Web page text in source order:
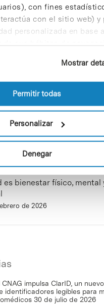
con fines
con el sitio web) y
personalizada en base
de sus hábitos de
las cookies puede
del sitio web.
Mostrar
Permitir todas
Personalizar
Denegar
colectivos son
¡Participa y haz
¿Quieres
una fuente de inspiración?
de 2025
es bienestar físico, mental
de 2026
CNAG impulsa ClarID, un
identificadores legibles para
30 de julio de 2026